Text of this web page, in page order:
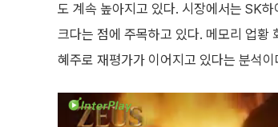
도 계속 높아지고 있다. 시장에서는 SK
크다는 점에 주목하고 있다. 메모리 업황
혜주로 재평가가 이어지고 있다는 분석이